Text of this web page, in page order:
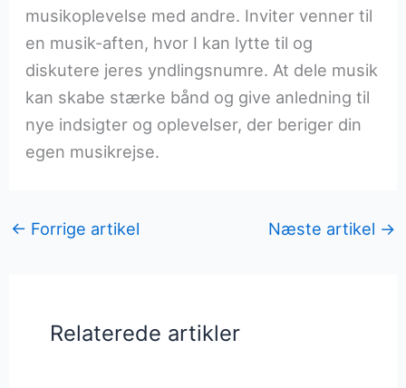
musikoplevelse med andre. Inviter venner til
en musik-aften, hvor I kan lytte til og
diskutere jeres yndlingsnumre. At dele musik
kan skabe stærke bånd og give anledning til
nye indsigter og oplevelser, der beriger din
egen musikrejse.
← Forrige artikel Næste artikel →
Relaterede artikler